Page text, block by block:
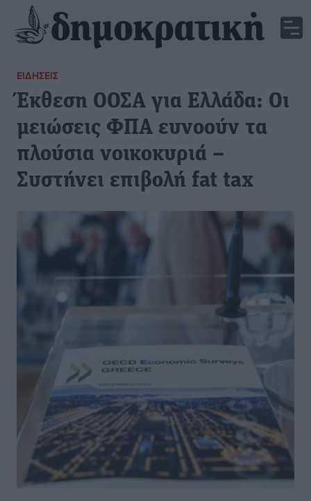
ΕΙΔΉΣΕΙΣ
Έκθεση ΟΟΣΑ για Ελλάδα: Οι
μειώσεις ΦΠΑ ευνοούν τα
πλούσια νοικοκυριά –
Συστήνει επιβολή fat tax